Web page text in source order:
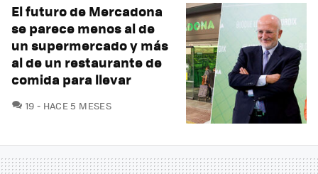
El futuro de Mercadona
se parece menos al de
un supermercado y más
al de un restaurante de
comida para llevar
19 COMENTARIOS
HACE 5 MESES